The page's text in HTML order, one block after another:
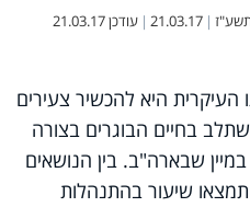
|
21.03.17
| עודכן21.03.17
היא להכשיר צעירים
בחיים הבוגרים בצורה
שבארה"ב. בין הנושאים
שיעור בהתנהלות